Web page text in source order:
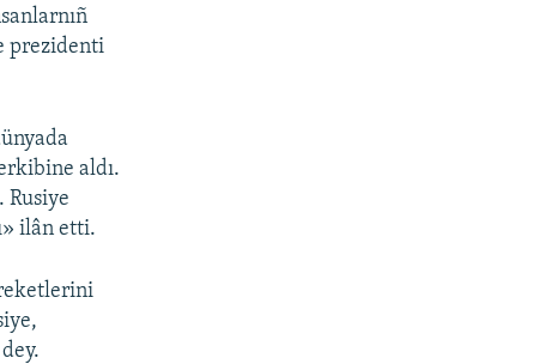
prezidenti
aldı.
Rusiye
ilân etti.